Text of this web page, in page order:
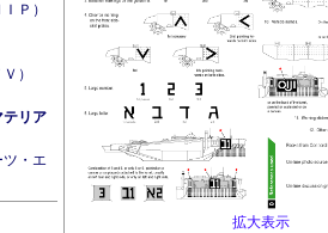
Ｐ）
）
テリア
ツ・エ
拡大表示